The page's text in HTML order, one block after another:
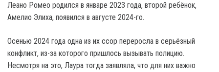
Леано Ромео родился в январе 2023 года, второй ребёнок,
Амелио Элиха, появился в августе 2024-го.
Осенью 2024 года одна из их ссор переросла в серьёзный
конфликт, из-за которого пришлось вызывать полицию.
Несмотря на это, Лаура тогда заявляла, что для них важно